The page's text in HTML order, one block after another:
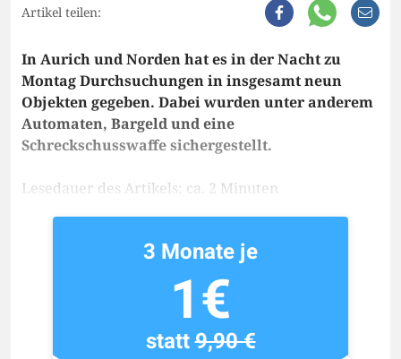
Artikel teilen:
In Aurich und Norden hat es in der Nacht zu
Montag Durchsuchungen in insgesamt neun
Objekten gegeben. Dabei wurden unter anderem
Automaten, Bargeld und eine
Schreckschusswaffe sichergestellt.
Lesedauer des Artikels: ca. 2 Minuten
3 Monate je
1€
statt9,90 €